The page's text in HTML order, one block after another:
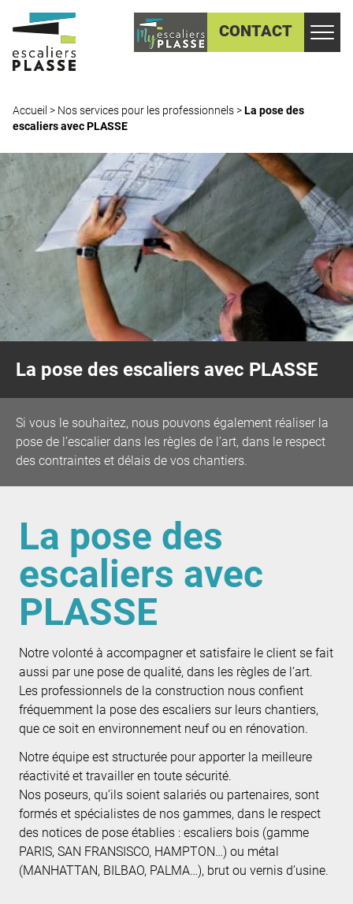
CONTACT
Accueil > Nos services pour les professionnels>La pose des
escaliers avec PLASSE
La pose des escaliers avec PLASSE
Si vous le souhaitez, nous pouvons également réaliser la
pose de l’escalier dans les règles de l’art, dans le respect
des contraintes et délais de vos chantiers.
La pose des
escaliers avec
PLASSE
Notre volonté à accompagner et satisfaire le client se fait
aussi par une pose de qualité, dans les règles de l’art.
Les professionnels de la construction nous confient
fréquemment la pose des escaliers sur leurs chantiers,
que ce soit en environnement neuf ou en rénovation.
Notre équipe est structurée pour apporter la meilleure
réactivité et travailler en toute sécurité.
Nos poseurs, qu’ils soient salariés ou partenaires, sont
formés et spécialistes de nos gammes, dans le respect
des notices de pose établies : escaliers bois (gamme
PARIS, SAN FRANSISCO, HAMPTON…) ou métal
(MANHATTAN, BILBAO, PALMA…), brut ou vernis d’usine.